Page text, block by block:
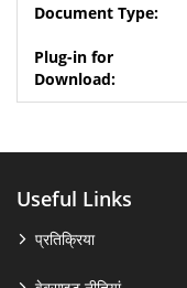
Useful Links
प्रतिक्रिया